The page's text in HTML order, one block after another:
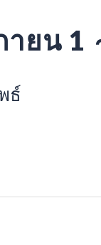
ยน 1
ธ์